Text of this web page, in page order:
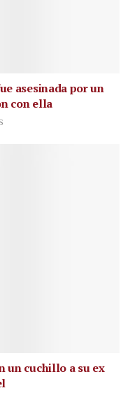
asesinada por un
con ella
un cuchillo a su ex